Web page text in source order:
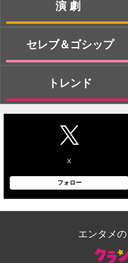
演劇
セレブ＆ゴシップ
トレンド
X
フォロー
エンタメ